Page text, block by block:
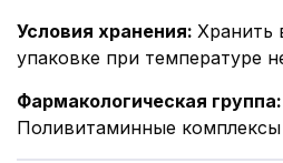
Условия хранения: Хранить
упаковке при температуре
Фармакологическая группа:
Поливитаминные комплексы